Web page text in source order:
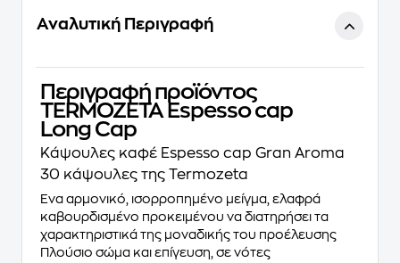
Αναλυτική Περιγραφή
Περιγραφή προϊόντος
TERMOZETA Espesso cap
Long Cap
Κάψουλες καφέ Espesso cap Gran Aroma
30 κάψουλες της Termozeta
Ένα αρμονικό, ισορροπημένο μείγμα, ελαφρά
καβουρδισμένο προκειμένου να διατηρήσει τα
χαρακτηριστικά της μοναδικής του προέλευσης
Πλούσιο σώμα και επίγευση, σε νότες